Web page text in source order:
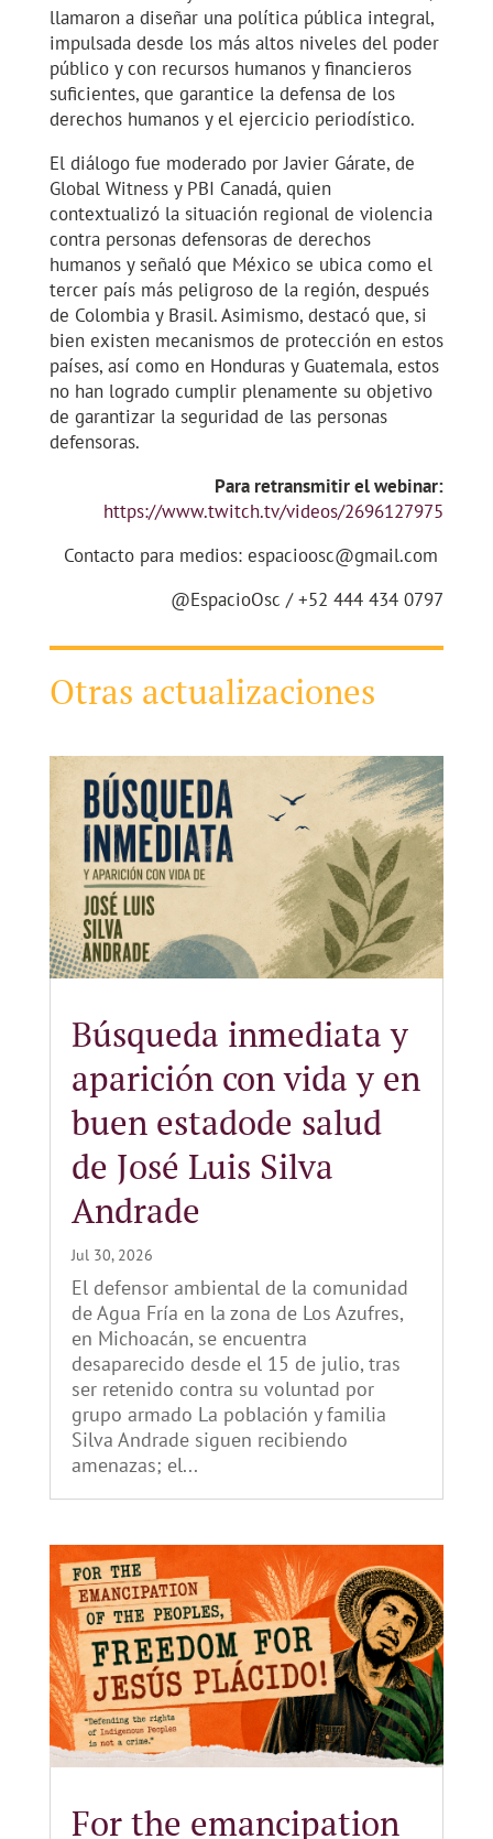
llamaron a diseñar una política pública integral,
impulsada desde los más altos niveles del poder
público y con recursos humanos y financieros
suficientes, que garantice la defensa de los
derechos humanos y el ejercicio periodístico.
El diálogo fue moderado por Javier Gárate, de
Global Witness y PBI Canadá, quien
contextualizó la situación regional de violencia
contra personas defensoras de derechos
humanos y señaló que México se ubica como el
tercer país más peligroso de la región, después
de Colombia y Brasil. Asimismo, destacó que, si
bien existen mecanismos de protección en estos
países, así como en Honduras y Guatemala, estos
no han logrado cumplir plenamente su objetivo
de garantizar la seguridad de las personas
defensoras.
Para retransmitir el webinar:
https://www.twitch.tv/videos/2696127975
Contacto para medios: espacioosc@gmail.com
@EspacioOsc / +52 444 434 0797
Otras actualizaciones
Búsqueda inmediata y
aparición con vida y en
buen estadode salud
de José Luis Silva
Andrade
Jul 30, 2026
El defensor ambiental de la comunidad
de Agua Fría en la zona de Los Azufres,
en Michoacán, se encuentra
desaparecido desde el 15 de julio, tras
ser retenido contra su voluntad por
grupo armado La población y familia
Silva Andrade siguen recibiendo
amenazas; el...
For the emancipation